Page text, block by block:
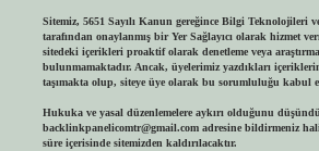
Sitemiz, 5651 Sayılı Kanun gereğince Bilgi Teknolojileri
tarafından onaylanmış bir Yer Sağlayıcı olarak hizmet
sitedeki içerikleri proaktif olarak denetleme veya
bulunmamaktadır. Ancak, üyelerimiz yazdıkları
taşımakta olup, siteye üye olarak bu sorumluluğu kabul
Hukuka ve yasal düzenlemelere aykırı olduğunu
backlinkpanelicomtr@gmail.comadresine bildirmeniz
süre içerisinde sitemizden kaldırılacaktır.